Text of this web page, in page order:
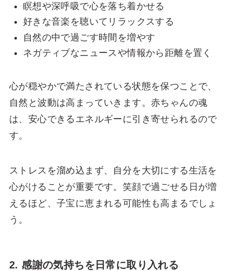
瞑想や深呼吸で心を落ち着かせる
好きな音楽を聴いてリラックスする
自然の中で過ごす時間を増やす
ネガティブなニュースや情報から距離を置く
心が穏やかで満たされている状態を保つことで、
自然と波動は高まっていきます。赤ちゃんの魂
は、安心できるエネルギーに引き寄せられるので
す。
ストレスを溜め込まず、自分を大切にする生活を
心がけることが重要です。笑顔で過ごせる日が増
えるほど、子宝に恵まれる可能性も高まるでしょ
う。
2. 感謝の気持ちを日常に取り入れる